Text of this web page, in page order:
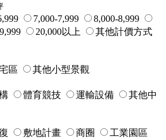
7,000-7,999
8,000-8,999
20,000以上
其他計價方式
區
其他小型景觀
體育競技 運輸設備
其他中
敷地計畫 商圈
工業園區